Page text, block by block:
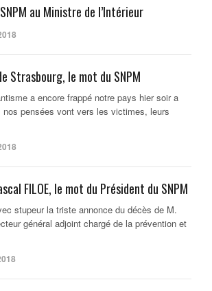
au Ministre de l’Intérieur
Strasbourg, le mot du SNPM
a encore frappé notre pays hier soir a
nos pensées vont vers les victimes, leurs
FILOE, le mot du Président du SNPM
stupeur la triste annonce du décès de M.
général adjoint chargé de la prévention et